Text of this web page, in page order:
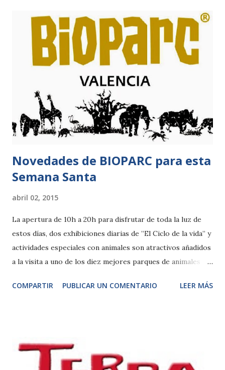
periodo festivo, datos que convirtieron a la pasada Semana
Santa en la mejor desde que Dinópolis abriera sus puertas
en junio de 2001. Asimismo cabe subrayar que el día de
mayor afluencia de público fue el Viernes Santo con 3.386
personas, de las cuales 2.546 lo hicieron a Dinópolis.
“Satisfacción de nuevo, por las cifras de visitantes
obtenidas durante esta Semana Santa. Además, la buena
climatología ha hecho que todos aquellos que se han
desplazado a conoc...
Novedades de BIOPARC para esta
Semana Santa
abril 02, 2015
La apertura de 10h a 20h para disfrutar de toda la luz de
estos días, dos exhibiciones diarias de ”El Ciclo de la vida” y
actividades especiales con animales son atractivos añadidos
a la visita a uno de los diez mejores parques de animales del
Con el reciente cambio de horario los días son más largos y
primavera desde las 10 de la mañana hasta las 8 de la tarde.
Además de gozar de más tiempo para conocer uno de los
COMPARTIR PUBLICAR UN COMENTARIO LEER MÁS